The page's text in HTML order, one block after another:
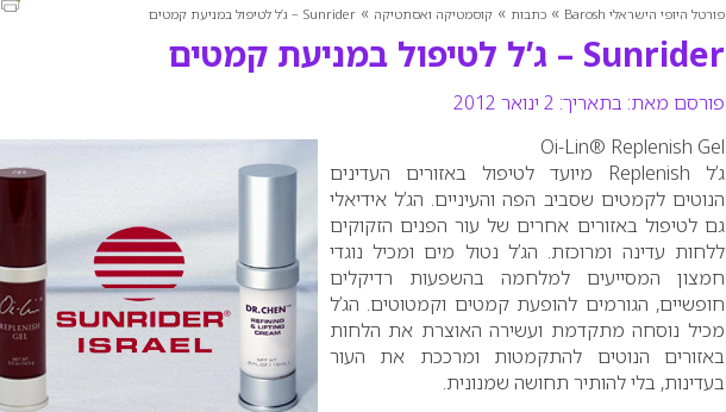
פורטל היופי הישראלי Barosh » כתבות » קוסמטיקה ואסתטיקה » Sunrider – ג’ל לטיפול במניעת קמטים
Sunrider – ג’ל לטיפול במניעת קמטים
פורסם מאת: בתאריך: 2 ינואר 2012
Oi-Lin® Replenish Gel
ג’ל Replenish
מיועד לטיפול באזורים העדינים
הנוטים לקמטים שסביב הפה והעיניים. הג’ל אידיאלי
גם לטיפול באזורים אחרים של עור הפנים הזקוקים
ללחות עדינה ומרוכזת. הג’ל נטול מים ומכיל נוגדי
חמצון המסייעים למלחמה בהשפעות רדיקלים
חופשיים, הגורמים להופעת קמטים וקמטוטים. הג’ל
מכיל נוסחה מתקדמת ועשירה האוצרת את הלחות
באזורים הנוטים להתקמטות ומרככת את העור
בעדינות, בלי להותיר תחושה שמנונית.